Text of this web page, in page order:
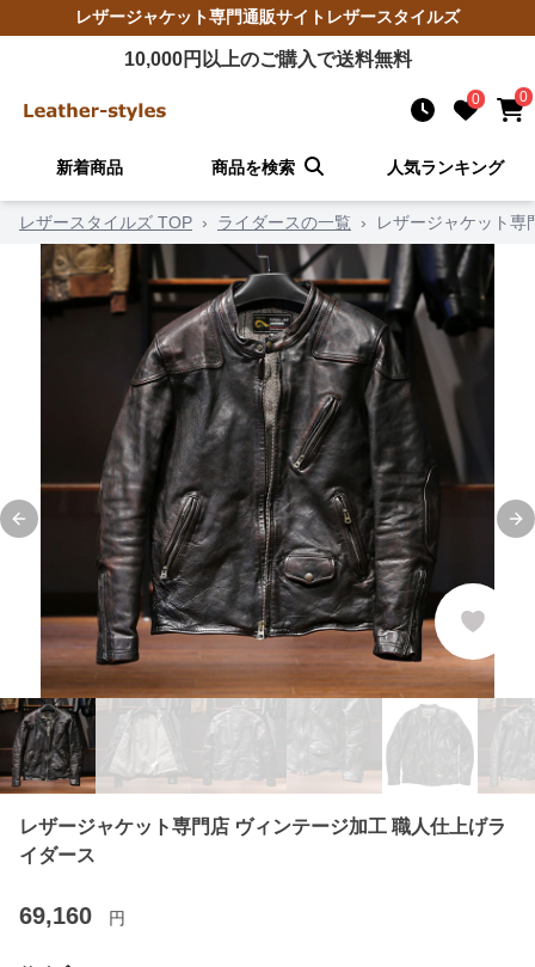
レザージャケット専門通販サイト レザースタイルズ
10,000円以上のご購入で送料無料
0 0
新着商品 商品を検索 人気ランキング
レザースタイルズ TOP › ライダースの一覧 › レザージャケット専
Previous slide
レザージャケット専門店 ヴィンテージ加工 職人仕上げラ
イダース
69,160 円